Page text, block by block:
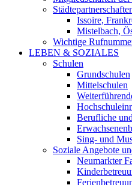
Issoire,
Mistelbach,
Wichtige
LEBEN & SOZIALES
Schulen
Grundschulen
Mittelschulen
Berufliche
Sing- und
Soziale Angebote
Neumarkter